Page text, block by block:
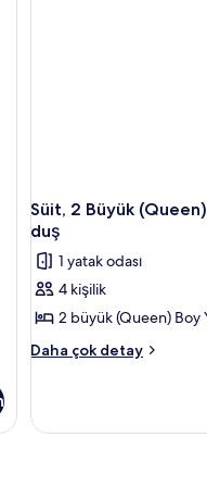
Süit, 2 Büyük
duş
1 yatak odası
4 kişilik
2 büyük (Queen) Boy
Daha çok detay
Süit,
Boy